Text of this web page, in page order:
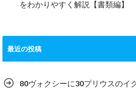
をわかりやすく解説【書類編】
最近の投稿
80ヴォクシーに30プリウスのイ